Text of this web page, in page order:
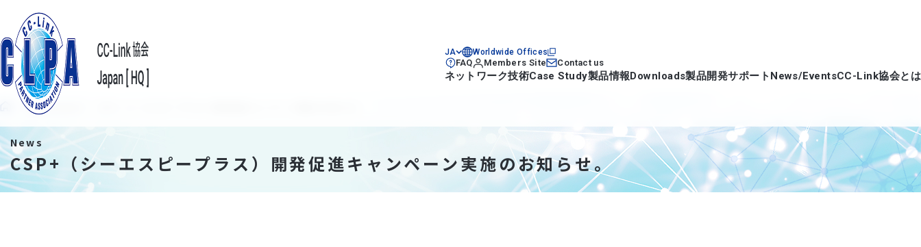
JA Worldwide Offices
FAQ Members Site Contact us
ネットワーク技術Case Study製品情報Downloads製品開発サポート News/EventsCC-Link協会とは
News/Events
News
CSP+（シーエスピープラス）開発促進キャンペーン実施のお知らせ。